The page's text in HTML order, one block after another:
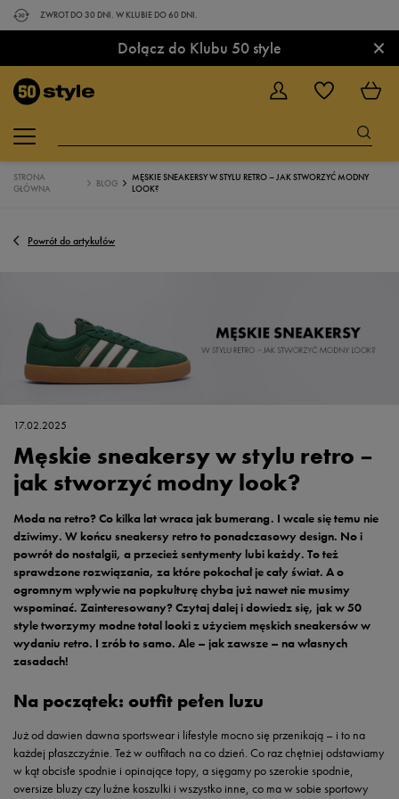
ZWROT DO 30 DNI. W KLUBIE DO 60 DNI.
Dołącz do Klubu 50 style ×
STRONA
GŁÓWNA
BLOG
MĘSKIE SNEAKERSY W STYLU RETRO – JAK STWORZYĆ MODNY
LOOK?
Powrót do artykułów
17.02.2025
Męskie sneakersy w stylu retro –
jak stworzyć modny look?
Moda na retro? Co kilka lat wraca jak bumerang. I wcale się temu nie
dziwimy. W końcu sneakersy retro to ponadczasowy design. No i
powrót do nostalgii, a przecież sentymenty lubi każdy. To też
sprawdzone rozwiązania, za które pokochał je cały świat. A o
ogromnym wpływie na popkulturę chyba już nawet nie musimy
wspominać. Zainteresowany? Czytaj dalej i dowiedz się, jak w 50
style tworzymy modne total looki z użyciem męskich sneakersów w
wydaniu retro. I zrób to samo. Ale – jak zawsze – na własnych
zasadach!
Na początek: outfit pełen luzu
Już od dawien dawna sportswear i lifestyle mocno się przenikają – i to na
każdej płaszczyźnie. Też w outfitach na co dzień. Co raz chętniej odstawiamy
w kąt obcisłe spodnie i opinające topy, a sięgamy po szerokie spodnie,
oversize bluzy czy luźne koszulki i wszystko inne, co ma w sobie sportowy